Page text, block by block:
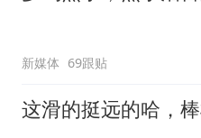
新媒体 69跟贴
这滑的挺远的哈，